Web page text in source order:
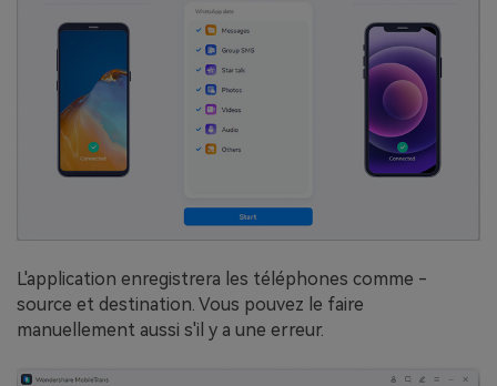
L'application enregistrera les téléphones comme -
source et destination. Vous pouvez le faire
manuellement aussi s'il y a une erreur.